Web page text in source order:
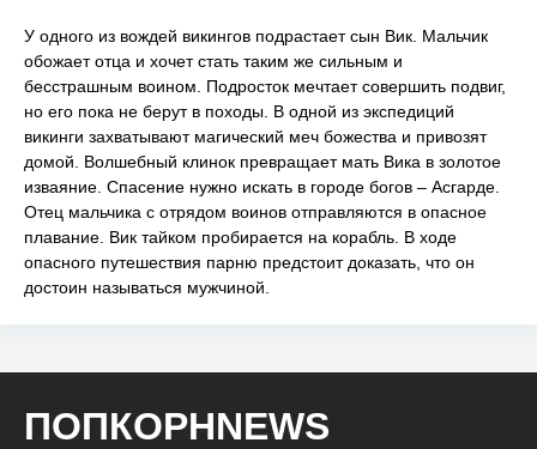
У одного из вождей викингов подрастает сын Вик. Мальчик
обожает отца и хочет стать таким же сильным и
бесстрашным воином. Подросток мечтает совершить подвиг,
но его пока не берут в походы. В одной из экспедиций
викинги захватывают магический меч божества и привозят
домой. Волшебный клинок превращает мать Вика в золотое
изваяние. Спасение нужно искать в городе богов – Асгарде.
Отец мальчика с отрядом воинов отправляются в опасное
плавание. Вик тайком пробирается на корабль. В ходе
опасного путешествия парню предстоит доказать, что он
достоин называться мужчиной.
ПОПКОРНNEWS